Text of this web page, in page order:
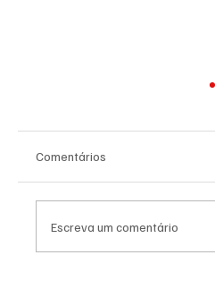
Comentários
Escreva um comentário